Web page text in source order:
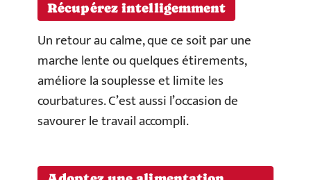
Récupérez intelligemment
Un retour au calme, que ce soit par une
marche lente ou quelques étirements,
améliore la souplesse et limite les
courbatures. C’est aussi l’occasion de
savourer le travail accompli.